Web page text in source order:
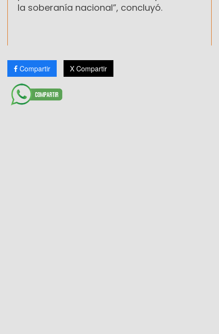
la soberanía nacional”, concluyó.
Compartir X Compartir